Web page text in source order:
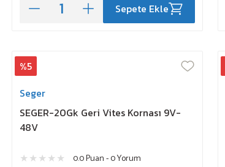
Sepete Ekle
%5
Seger
SEGER-20Gk Geri Vites Kornası 9V-
48V
0.0 Puan - 0 Yorum